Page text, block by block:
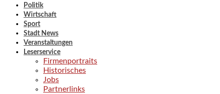
Politik
Wirtschaft
Sport
Stadt News
Veranstaltungen
Leserservice
Firmenportraits
Historisches
Jobs
Partnerlinks